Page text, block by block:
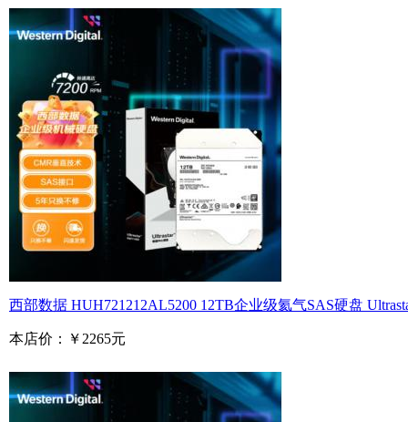
西部数据 HUH721212AL5200 12TB企业级氦气SAS硬盘
本店价： ￥2265元